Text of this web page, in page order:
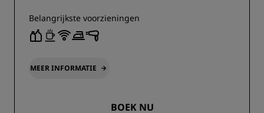
Belangrijkste voorzieningen
MEER INFORMATIE
BOEK NU